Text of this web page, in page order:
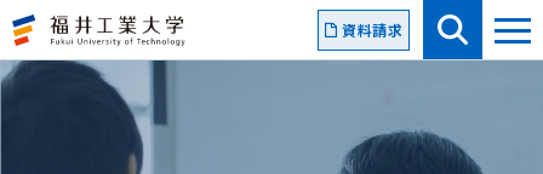
資料請求